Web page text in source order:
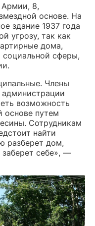
8,
основе. На
здание 1937 года
угрозу, так как
дома,
сферы,
Члены
возможность
основе путем
Сотрудникам
найти
разберет дом,
себе», —